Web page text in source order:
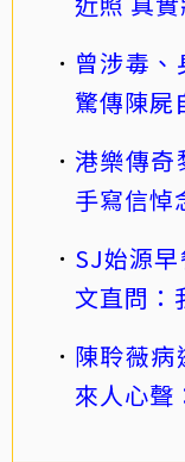
曾涉毒
驚傳陳屍
港樂傳奇
手寫信悼
SJ始源
文直問：
陳聆薇病
來人心聲